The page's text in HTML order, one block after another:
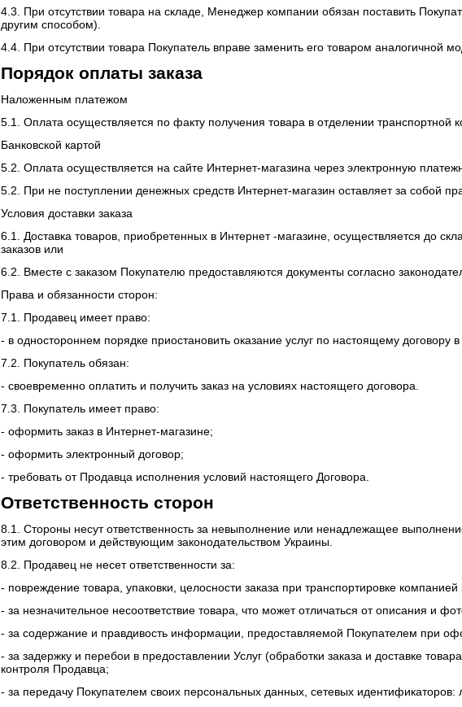
4.3. При отсутствии товара на складе, Менеджер компании обязан поставить
другим способом).
4.4. При отсутствии товара Покупатель вправе заменить его товаром аналогичной
Порядок оплаты заказа
Наложенным платежом
5.1. Оплата осуществляется по факту получения товара в отделении транспортной
Банковской картой
5.2. Оплата осуществляется на сайте Интернет-магазина через электронную
5.2. При не поступлении денежных средств Интернет-магазин оставляет за собой
Условия доставки заказа
6.1. Доставка товаров, приобретенных в Интернет -магазине, осуществляется до
заказов или
6.2. Вместе с заказом Покупателю предоставляются документы согласно
Права и обязанности сторон:
7.1. Продавец имеет право:
- в одностороннем порядке приостановить оказание услуг по настоящему договору
7.2. Покупатель обязан:
- своевременно оплатить и получить заказ на условиях настоящего договора.
7.3. Покупатель имеет право:
- оформить заказ в Интернет-магазине;
- оформить электронный договор;
- требовать от Продавца исполнения условий настоящего Договора.
Ответственность сторон
8.1. Стороны несут ответственность за невыполнение или ненадлежащее
этим договором и действующим законодательством Украины.
8.2. Продавец не несет ответственности за:
- повреждение товара, упаковки, целосности заказа при транспортировке компанией
- за незначительное несоответствие товара, что может отличаться от описания и
- за содержание и правдивость информации, предоставляемой Покупателем при
- за задержку и перебои в предоставлении Услуг (обработки заказа и доставке
контроля Продавца;
- за передачу Покупателем своих персональных данных, сетевых